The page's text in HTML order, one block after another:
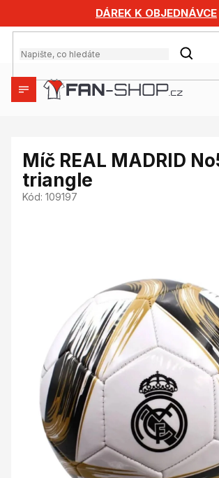
obsah
DÁREK K OBJEDNÁVCE
HLEDAT
Míč REAL MADRID
triangle
Kód: 109197